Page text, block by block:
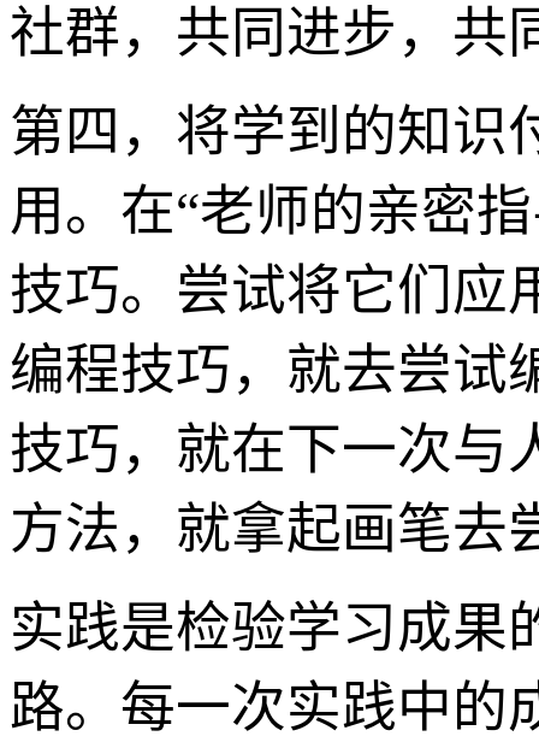
社群，共同进步，共
第四，将学到的知识
用。在“老师的亲密
技巧。尝试将它们应
编程技巧，就去尝试
技巧，就在下一次与
方法，就拿起画笔去
实践是检验学习成果
路。每一次实践中的